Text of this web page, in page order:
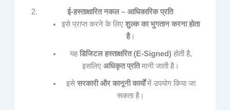
ई-हस्ताक्षारित नकल – आधिकारिक प्रति
इसे प्राप्त करने के लिएशुल्क का भुगतान करना होता
है।
यहडिजिटल हस्ताक्षरित (E-Signed)होती है,
इसलिएअधिकृत प्रतिमानी जाती है।
इसे सरकारी और कानूनी कार्योंमें उपयोग किया जा
सकता है।